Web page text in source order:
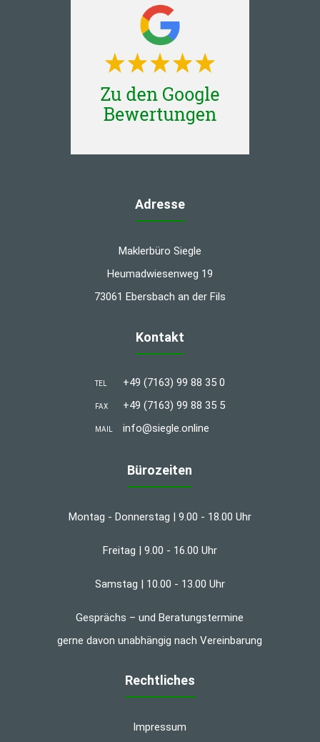
Adresse
Maklerbüro Siegle
Heumadwiesenweg 19
73061 Ebersbach an der Fils
Kontakt
TEL +49 (7163) 99 88 35 0
FAX +49 (7163) 99 88 35 5
MAIL info@siegle.online
Bürozeiten
Montag - Donnerstag | 9.00 - 18.00 Uhr
Freitag | 9.00 - 16.00 Uhr
Samstag | 10.00 - 13.00 Uhr
Gesprächs – und Beratungstermine
gerne davon unabhängig nach Vereinbarung
Rechtliches
Impressum